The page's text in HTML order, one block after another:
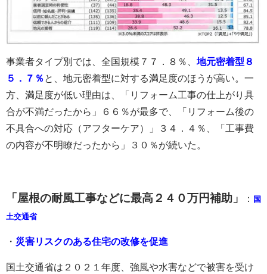
事業者タイプ別では、全国規模７７．８％、 地元密着型８
５．７％ と、地元密着型に対する満足度のほうが高い。一
方、満足度が低い理由は、「リフォーム工事の仕上がり具
合が不満だったから」６６％が最多で、「リフォーム後の
不具合への対応（アフターケア）」３４．４％、「工事費
の内容が不明瞭だったから」３０％が続いた。
「屋根の耐風工事などに最高２４０万円補助」 ： 国
土交通省
・ 災害リスクのある住宅の改修を促進
国土交通省は２０２１年度、強風や水害などで被害を受け